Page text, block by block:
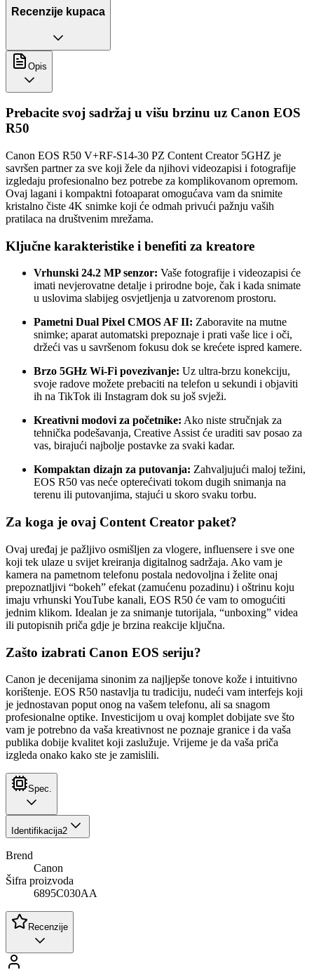
Recenzije kupaca
Opis
Prebacite svoj sadržaj u višu brzinu uz Canon EOS
R50
Canon EOS R50 V+RF-S14-30 PZ Content Creator 5GHZ je
savršen partner za sve koji žele da njihovi videozapisi i fotografije
izgledaju profesionalno bez potrebe za komplikovanom opremom.
Ovaj lagani i kompaktni fotoaparat omogućava vam da snimite
kristalno čiste 4K snimke koji će odmah privući pažnju vaših
pratilaca na društvenim mrežama.
Ključne karakteristike i benefiti za kreatore
Vrhunski 24.2 MP senzor: Vaše fotografije i videozapisi će
imati nevjerovatne detalje i prirodne boje, čak i kada snimate
u uslovima slabijeg osvjetljenja u zatvorenom prostoru.
Pametni Dual Pixel CMOS AF II: Zaboravite na mutne
snimke; aparat automatski prepoznaje i prati vaše lice i oči,
držeći vas u savršenom fokusu dok se krećete ispred kamere.
Brzo 5GHz Wi-Fi povezivanje: Uz ultra-brzu konekciju,
svoje radove možete prebaciti na telefon u sekundi i objaviti
ih na TikTok ili Instagram dok su još svježi.
Kreativni modovi za početnike: Ako niste stručnjak za
tehnička podešavanja, Creative Assist će uraditi sav posao za
vas, birajući najbolje postavke za svaki kadar.
Kompaktan dizajn za putovanja: Zahvaljujući maloj težini,
EOS R50 vas neće opterećivati tokom dugih snimanja na
terenu ili putovanjima, stajući u skoro svaku torbu.
Za koga je ovaj Content Creator paket?
Ovaj uređaj je pažljivo osmišljen za vlogere, influensere i sve one
koji tek ulaze u svijet kreiranja digitalnog sadržaja. Ako vam je
kamera na pametnom telefonu postala nedovoljna i želite onaj
prepoznatljivi “bokeh” efekat (zamućenu pozadinu) i oštrinu koju
imaju vrhunski YouTube kanali, EOS R50 će vam to omogućiti
jednim klikom. Idealan je za snimanje tutorijala, “unboxing” videa
ili putopisnih priča gdje je brzina reakcije ključna.
Zašto izabrati Canon EOS seriju?
Canon je decenijama sinonim za najljepše tonove kože i intuitivno
korištenje. EOS R50 nastavlja tu tradiciju, nudeći vam interfejs koji
je jednostavan poput onog na vašem telefonu, ali sa snagom
profesionalne optike. Investicijom u ovaj komplet dobijate sve što
vam je potrebno da vaša kreativnost ne poznaje granice i da vaša
publika dobije kvalitet koji zaslužuje. Vrijeme je da vaša priča
izgleda onako kako ste je zamislili.
Spec.
Identifikacija2
Brend
Canon
Šifra proizvoda
6895C030AA
Recenzije